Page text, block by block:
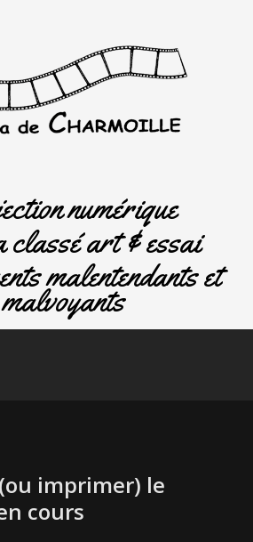
numérique
classé art & essai
malentendants et
malvoyants
imprimer) le
cours